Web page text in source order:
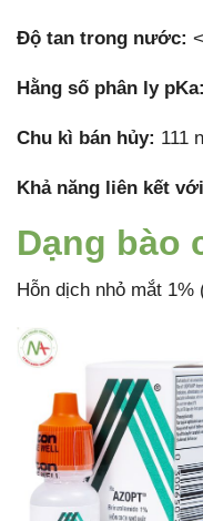
Độ tan trong nước:
Hằng số phân ly pKa:
Chu kì bán hủy: 111
Khả năng liên kết
Dạng bào
Hỗn dịch nhỏ mắt 1%